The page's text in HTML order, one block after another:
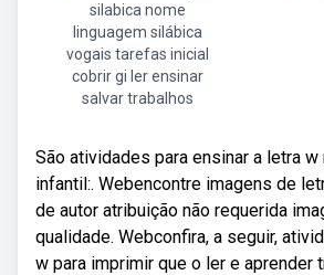
silabica nome
linguagem silábica
vogais tarefas inicial
cobrir gi ler ensinar
salvar trabalhos
São atividades para ensinar a letra w
infantil:. Webencontre imagens de
de autor atribuição não requerida
qualidade. Webconfira, a seguir,
w para imprimir que o ler e aprender